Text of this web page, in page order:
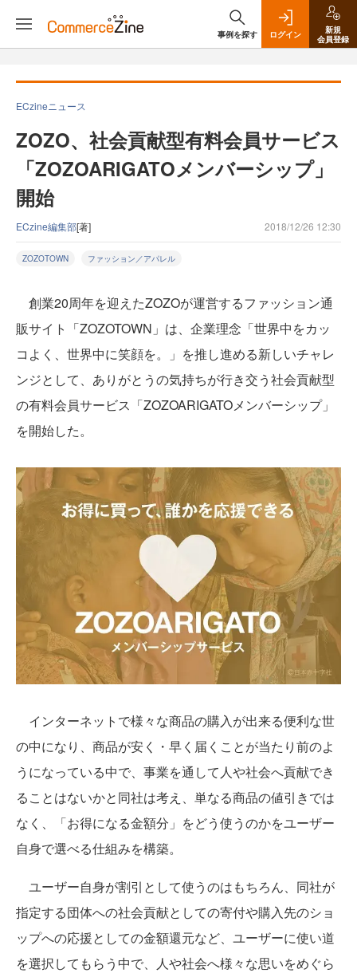
事例を探す ログイン
新規
会員登録
ECzineニュース
ZOZO、社会貢献型有料会員サービス
「ZOZOARIGATOメンバーシップ」
開始
ECzine編集部[著] 2018/12/26 12:30
ZOZOTOWN ファッション／アパレル
創業20周年を迎えたZOZOが運営するファッション通
販サイト「ZOZOTOWN」は、企業理念「世界中をカッ
コよく、世界中に笑顔を。」を推し進める新しいチャレ
ンジとして、ありがとうの気持ちが行き交う社会貢献型
の有料会員サービス「ZOZOARIGATOメンバーシップ」
を開始した。
インターネットで様々な商品の購入が出来る便利な世
の中になり、商品が安く・早く届くことが当たり前のよ
うになっている中で、事業を通して人や社会へ貢献でき
ることはないかと同社は考え、単なる商品の値引きでは
なく、「お得になる金額分」をどう使うのかをユーザー
自身で選べる仕組みを構築。
ユーザー自身が割引として使うのはもちろん、同社が
指定する団体への社会貢献としての寄付や購入先のショ
ップへの応援としての金額還元など、ユーザーに使い道
を選択してもらう中で、人や社会へ様々な思いをめぐら